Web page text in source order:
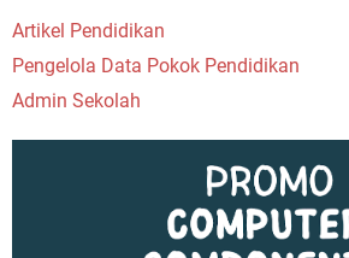
Artikel Pendidikan
Pengelola Data Pokok Pendidikan
Admin Sekolah